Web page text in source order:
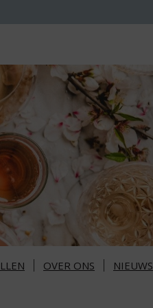
OVER ONS NIEUWS